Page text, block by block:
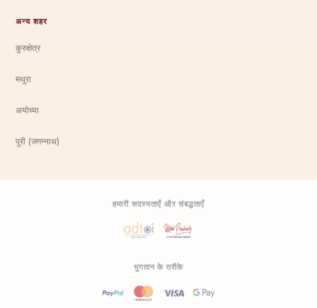
अन्य शहर
कुरुक्षेत्र
मथुरा
अयोध्या
पुरी (जगन्नाथ)
हमारी सदस्यताएँ और संबद्धताएँ
भुगतान के तरीके